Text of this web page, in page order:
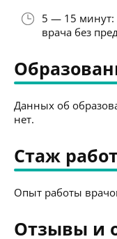
5 — 15 минут:
врача без
Данных об
нет.
Стаж
Опыт работы
Отзывы и